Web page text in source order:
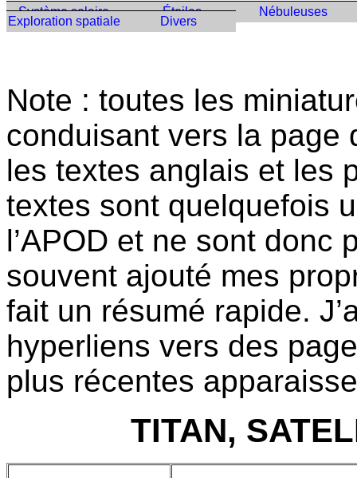
Système solaire Étoiles Nébuleuses
Exploration spatiale Divers
Note : toutes les
conduisant vers la page
les textes anglais et les
textes sont quelquefois
l’APOD et ne sont donc
souvent ajouté mes
fait un résumé rapide.
hyperliens vers des
plus récentes
TITAN,